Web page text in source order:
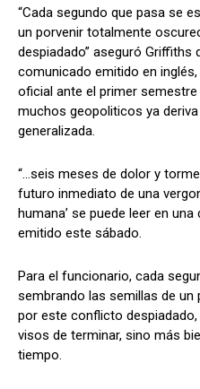
“Cada segundo que pasa se
un porvenir totalmente
despiadado” aseguró Griffiths
comunicado emitido en
oficial ante el primer
muchos geopoliticos ya
generalizada.
“…seis meses de dolor y
futuro inmediato de una
humana’ se puede leer en
emitido este sábado.
Para el funcionario, cada
sembrando las semillas de
por este conflicto
visos de terminar, sino más
tiempo.